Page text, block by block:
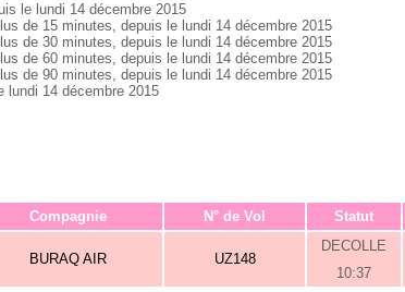
le lundi 14 décembre 2015
de 15 minutes, depuis le lundi 14 décembre 2015
de 30 minutes, depuis le lundi 14 décembre 2015
de 60 minutes, depuis le lundi 14 décembre 2015
de 90 minutes, depuis le lundi 14 décembre 2015
lundi 14 décembre 2015
Compagnie N° de Vol Statut
BURAQ AIR UZ148
DECOLLE
10:37